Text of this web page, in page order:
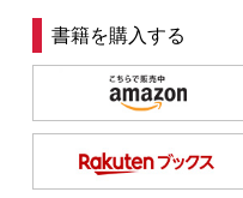
書籍を購入する